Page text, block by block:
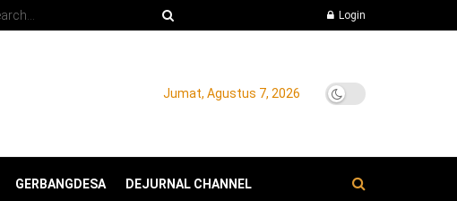
Login
Jumat, Agustus 7, 2026
GERBANGDESA DEJURNAL CHANNEL